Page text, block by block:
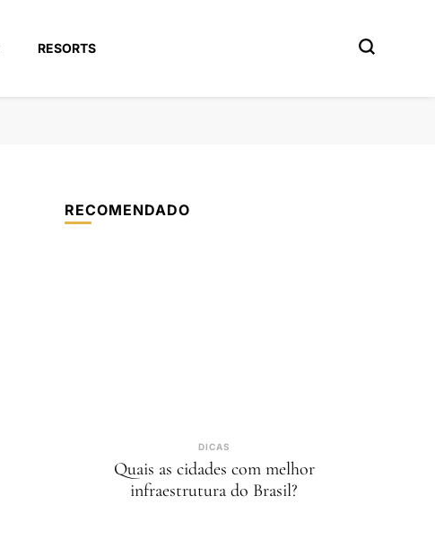
RESORTS
RECOMENDADO
DICAS
Quais as cidades com melhor
infraestrutura do Brasil?